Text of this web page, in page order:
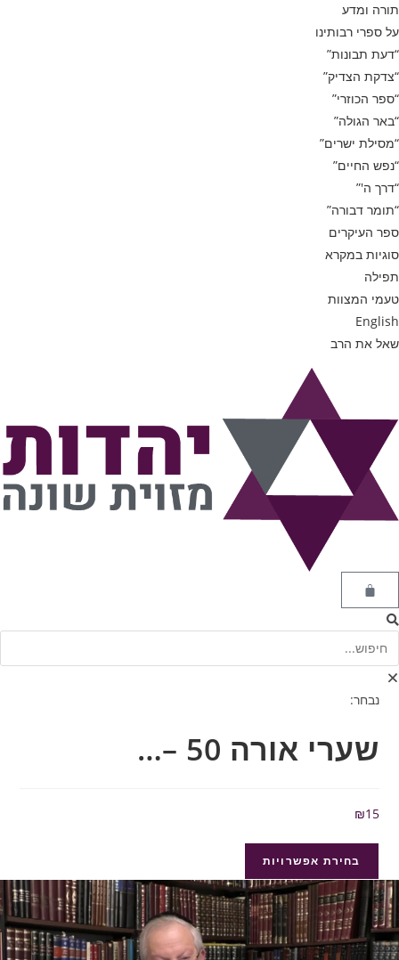
תורה ומדע
על ספרי רבותינו
“דעת תבונות”
“צדקת הצדיק”
“ספר הכוזרי”
“באר הגולה”
“מסילת ישרים”
“נפש החיים”
“דרך ה'”
“תומר דבורה”
ספר העיקרים
סוגיות במקרא
תפילה
טעמי המצוות
English
שאל את הרב
נבחר:
שערי אורה 50 –…
₪15
בחירת אפשרויות